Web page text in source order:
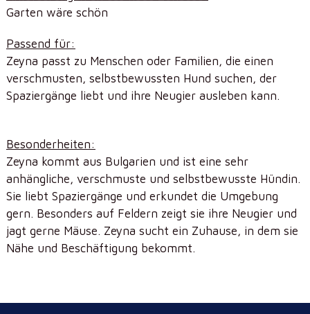
Garten wäre schön
Passend für:
Zeyna passt zu Menschen oder Familien, die einen
verschmusten, selbstbewussten Hund suchen, der
Spaziergänge liebt und ihre Neugier ausleben kann.
Besonderheiten:
Zeyna kommt aus Bulgarien und ist eine sehr
anhängliche, verschmuste und selbstbewusste Hündin.
Sie liebt Spaziergänge und erkundet die Umgebung
gern. Besonders auf Feldern zeigt sie ihre Neugier und
jagt gerne Mäuse. Zeyna sucht ein Zuhause, in dem sie
Nähe und Beschäftigung bekommt.